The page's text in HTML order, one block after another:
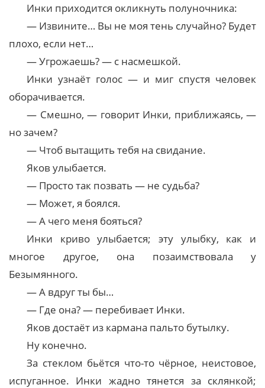
Инки приходится окликнуть полуночника:
— Извините… Вы не моя тень случайно? Будет
плохо, если нет…
— Угрожаешь? — с насмешкой.
Инки узнаёт голос — и миг спустя человек
оборачивается.
— Смешно, — говорит Инки, приближаясь, —
но зачем?
— Чтоб вытащить тебя на свидание.
Яков улыбается.
— Просто так позвать — не судьба?
— Может, я боялся.
— А чего меня бояться?
Инки криво улыбается; эту улыбку, как и
многое другое, она позаимствовала у
Безымянного.
— А вдруг ты бы…
— Где она? — перебивает Инки.
Яков достаёт из кармана пальто бутылку.
Ну конечно.
За стеклом бьётся что-то чёрное, неистовое,
испуганное. Инки жадно тянется за склянкой;